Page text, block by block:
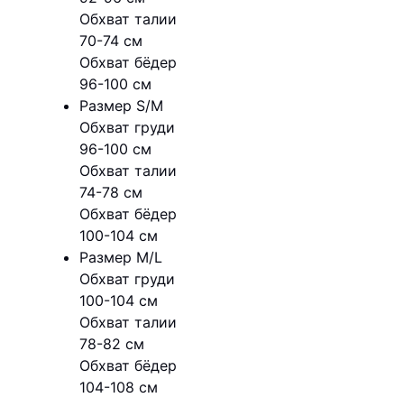
Обхват талии
70-74 см
Обхват бёдер
96-100 см
Размер S/M
Обхват груди
96-100 см
Обхват талии
74-78 см
Обхват бёдер
100-104 см
Размер M/L
Обхват груди
100-104 см
Обхват талии
78-82 см
Обхват бёдер
104-108 см